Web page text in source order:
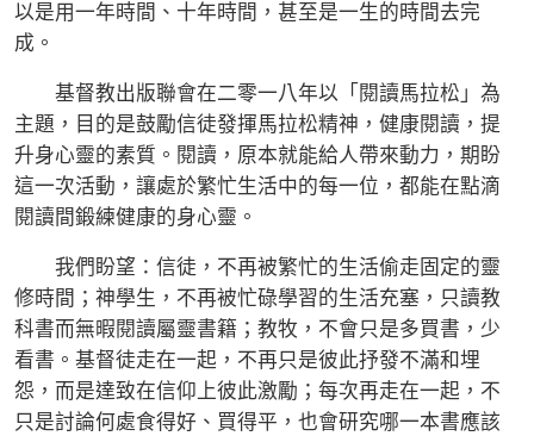
以是用一年時間、十年時間，甚至是一生的時間去完
成。
基督教出版聯會在二零一八年以「閱讀馬拉松」為
主題，目的是鼓勵信徒發揮馬拉松精神，健康閱讀，提
升身心靈的素質。閱讀，原本就能給人帶來動力，期盼
這一次活動，讓處於繁忙生活中的每一位，都能在點滴
閱讀間鍛練健康的身心靈。
我們盼望：信徒，不再被繁忙的生活偷走固定的靈
修時間；神學生，不再被忙碌學習的生活充塞，只讀教
科書而無暇閱讀屬靈書籍；教牧，不會只是多買書，少
看書。基督徒走在一起，不再只是彼此抒發不滿和埋
怨，而是達致在信仰上彼此激勵；每次再走在一起，不
只是討論何處食得好、買得平，也會研究哪一本書應該